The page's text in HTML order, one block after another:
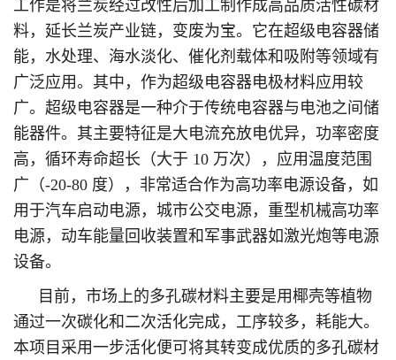
工作是将兰炭经过改性后加工制作成高品质活性碳材
料，延长兰炭产业链，变废为宝。它在超级电容器储
能，水处理、海水淡化、催化剂载体和吸附等领域有
广泛应用。其中，作为超级电容器电极材料应用较
广。超级电容器是一种介于传统电容器与电池之间储
能器件。其主要特征是大电流充放电优异，功率密度
高，循环寿命超长（大于 10 万次），应用温度范围
广（-20-80 度），非常适合作为高功率电源设备，如
用于汽车启动电源，城市公交电源，重型机械高功率
电源，动车能量回收装置和军事武器如激光炮等电源
设备。
目前，市场上的多孔碳材料主要是用椰壳等植物
通过一次碳化和二次活化完成，工序较多，耗能大。
本项目采用一步活化便可将其转变成优质的多孔碳材